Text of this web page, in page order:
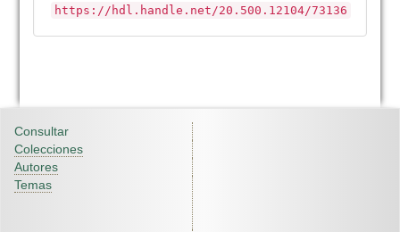
https://hdl.handle.net/20.500.12104/73136
Consultar
Colecciones
Autores
Temas